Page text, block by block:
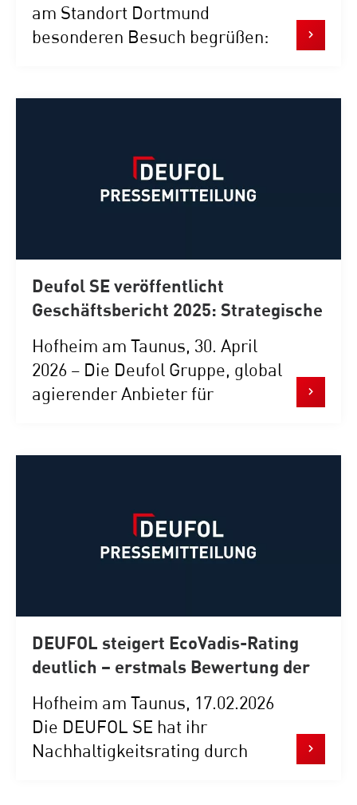
am Standort Dortmund
besonderen Besuch begrüßen:
Deufol SE veröffentlicht
Geschäftsbericht 2025: Strategische
Fortschritte und robuste
Entwicklung in anspruchsvollem
Umfeld
Hofheim am Taunus, 30. April
2026 – Die Deufol Gruppe, global
agierender Anbieter für
DEUFOL steigert EcoVadis-Rating
deutlich – erstmals Bewertung der
gesamten Unternehmensgruppe
Hofheim am Taunus, 17.02.2026
Die DEUFOL SE hat ihr
Nachhaltigkeitsrating durch